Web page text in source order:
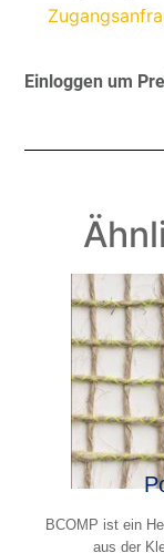
Einloggen um
BCOMP ist ein
aus der